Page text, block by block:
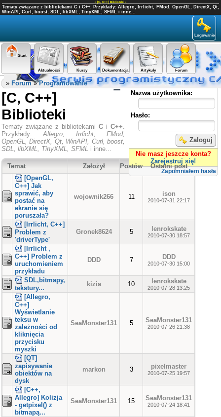
« [C, C++] Biblioteki »
Tematy związane z bibliotekami C i C++. Przykłady: Allegro, Irrlicht, FMod, OpenGL, DirectX, Qt,
WinAPI, Curl, boost, SDL, libXML, TinyXML, SFML i inne...
Logowanie
Start
Aktualności Kursy Dokumentacja Artykuły Forum
Panel użytkownika
Nazwa użytkownika:
Hasło:
Zaloguj
Nie masz jeszcze konta?
Zarejestruj się!
Zapomniałem hasła
» Forum»Programowanie
[C, C++]
Biblioteki
Tematy związane z bibliotekami C i C++.
Przykłady:Allegro, Irrlicht, FMod,
OpenGL, DirectX, Qt, WinAPI, Curl, boost,
SDL, libXML, TinyXML, SFML i inne...
Temat Założył Postów
Ostatni post
[OpenGL,
C++] Jak
sprawić, aby
postać na
ekranie się
poruszała?
wojownik266 11 ison
2010-07-31 22:17
[Irrlicht, C++]
Problem z
'driverType'
Gronek8624 5 lenrokskate
2010-07-30 18:57
[Irrlicht ,
C++] Problem z
uruchomieniem
przykładu
DDD 7 DDD
2010-07-30 15:00
SDL,bitmapy,
tekstury...
kizia 10 lenrokskate
2010-07-28 13:25
[Allegro,
C++]
Wyświetlanie
teksu w
zależności od
kliknięcia
przycisku
myszki
SeaMonster131 5 SeaMonster131
2010-07-26 21:38
[QT]
zapisywanie
obiektów na
dysk
markon 3 pixelmaster
2010-07-25 19:57
[C++,
Allegro] Kolizja
- getpixel() z
bitmapą...
SeaMonster131 15 SeaMonster131
2010-07-24 18:41